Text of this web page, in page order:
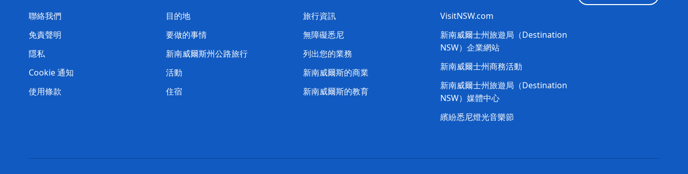
喳
喳
聯絡我們
免責聲明
隱私
Cookie 通知
使用條款
目的地
要做的事情
新南威爾斯州公路旅行
活動
住宿
旅行資訊
無障礙悉尼
列出您的業務
新南威爾斯的商業
新南威爾斯的教育
VisitNSW.com
新南威爾士州旅遊局（Destination
NSW）企業網站​
新南威爾士州商務活動
新南威爾士州旅遊局（Destination
NSW）媒體中心
繽紛悉尼燈光音樂節